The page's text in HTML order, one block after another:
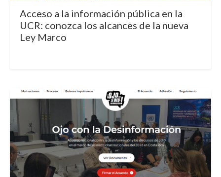
Acceso a la información pública en la
UCR: conozca los alcances de la nueva
Ley Marco